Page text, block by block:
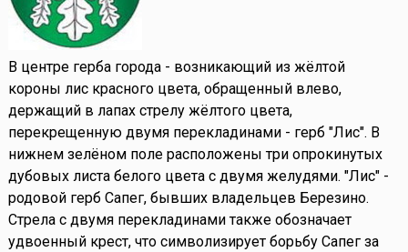
В центре герба города - возникающий из жёлтой
короны лис красного цвета, обращенный влево,
держащий в лапах стрелу жёлтого цвета,
перекрещенную двумя перекладинами - герб "Лис". В
нижнем зелёном поле расположены три опрокинутых
дубовых листа белого цвета с двумя желудями. "Лис" -
родовой герб Сапег, бывших владельцев Березино.
Стрела с двумя перекладинами также обозначает
удвоенный крест, что символизирует борьбу Сапег за